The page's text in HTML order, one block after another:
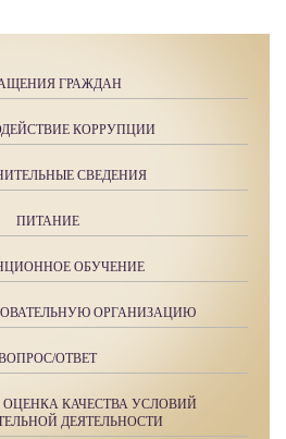
ГРАЖДАН
КОРРУПЦИИ
СВЕДЕНИЯ
ПИТАНИЕ
ОБУЧЕНИЕ
ОРГАНИЗАЦИЮ
ОТВЕТ
КАЧЕСТВА УСЛОВИЙ
ДЕЯТЕЛЬНОСТИ